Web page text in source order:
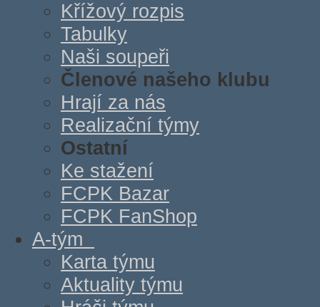
Křížový rozpis
Tabulky
Naši soupeři
Členové našeho klubu
Hrají za nás
Realizační týmy
Ostatní
Ke stažení
FCPK Bazar
FCPK FanShop
A-tým
Karta týmu
Aktuality týmu